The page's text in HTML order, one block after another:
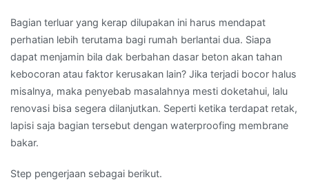
Bagian terluar yang kerap dilupakan ini harus mendapat
perhatian lebih terutama bagi rumah berlantai dua. Siapa
dapat menjamin bila dak berbahan dasar beton akan tahan
kebocoran atau faktor kerusakan lain? Jika terjadi bocor halus
misalnya, maka penyebab masalahnya mesti doketahui, lalu
renovasi bisa segera dilanjutkan. Seperti ketika terdapat retak,
lapisi saja bagian tersebut dengan waterproofing membrane
bakar.
Step pengerjaan sebagai berikut.